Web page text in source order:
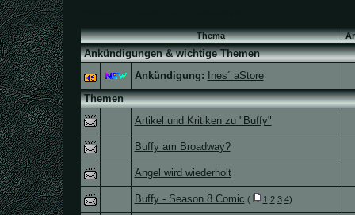
Thema
Ankündigungen & wichtige Themen
Ankündigung:
Ines´ aStore
Themen
Artikel und Kritiken zu "Buffy"
Buffy am Broadway?
Angel wird wiederholt
Buffy - Season 8 Comic ( 1 2 3 4)